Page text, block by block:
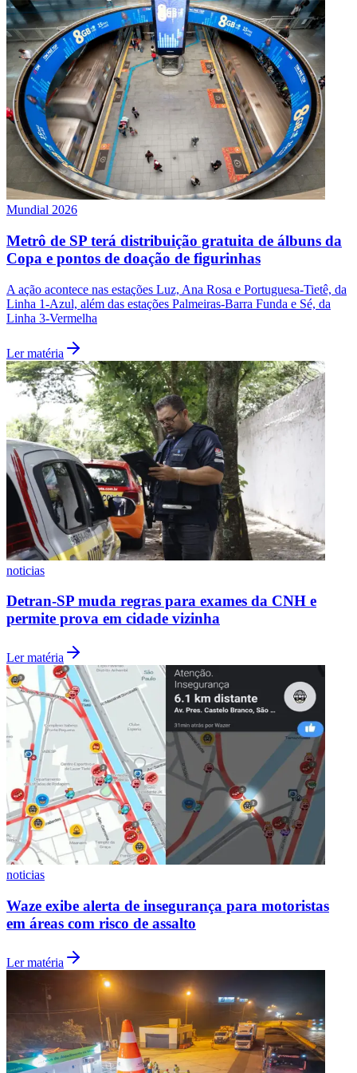
Para Sua Empresa
Anuncie Regional
Guia de Empresas
Vagas na RegiãoNovo
Hub de Negócios
Guia Comercial
Selo Verificado
Portal Educacional
Agenda de Vestibulares
Vagas de Emprego
Concursos
Panorama Econômico
Panorama Econômico
Para Sua Empresa
Anuncie no Portal
Verificar EmpresaNovo
Anunciar Vagas
NBA
NFL
Fórmula 1
UFC
Tênis (ATP)
MLB
NHL
Atletismo
Vôlei
NBB
Competições de Futebol
Brasileirão Série A
Brasileirão Série B
Paulistão
Libertadores
Sul-Americana
Champions League
Premier League
La Liga
Bundesliga
Mundial 2026
Times - Ir direto
Mundial 2026
Metrô de SP terá distribuição gratuita de álbuns da
Copa e pontos de doação de figurinhas
A ação acontece nas estações Luz, Ana Rosa e Portuguesa-Tietê, da
Linha 1-Azul, além das estações Palmeiras-Barra Funda e Sé, da
Linha 3-Vermelha
Ler matéria
noticias
Detran-SP muda regras para exames da CNH e
permite prova em cidade vizinha
Ler matéria
noticias
Waze exibe alerta de insegurança para motoristas
em áreas com risco de assalto
Ler matéria